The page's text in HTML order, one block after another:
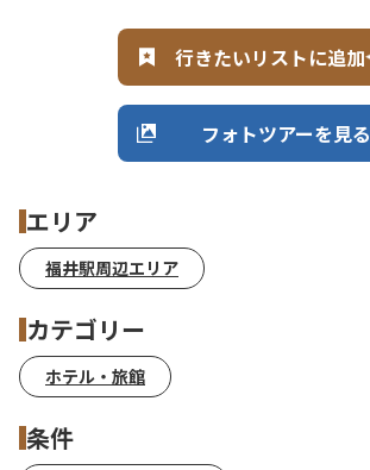
行きたいリストに追加
フォトツアーを見る
エリア
福井駅周辺エリア
カテゴリー
ホテル・旅館
条件